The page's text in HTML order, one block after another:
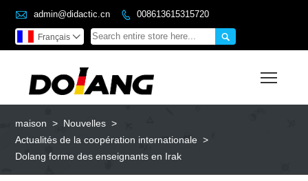
 admin@didactic.cn  008613615315720

Français 
maison > Nouvelles >
Actualités de la coopération internationale >
Dolang forme des enseignants en Irak